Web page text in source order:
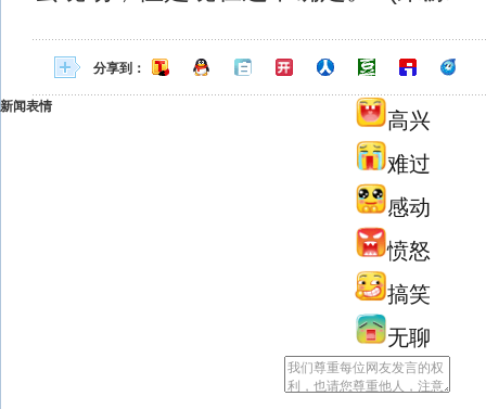
分享到：
新闻表情
高兴
难过
感动
愤怒
搞笑
无聊